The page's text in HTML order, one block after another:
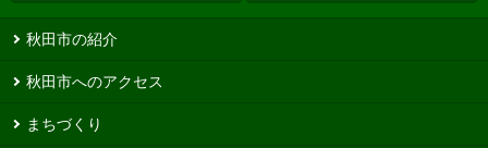
秋田市の紹介
秋田市へのアクセス
まちづくり